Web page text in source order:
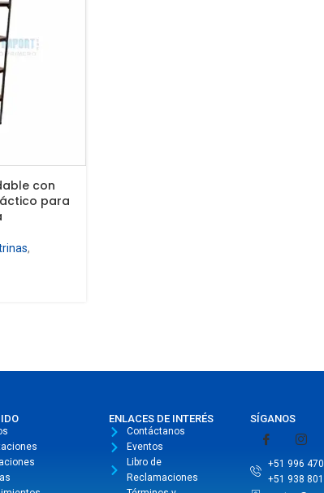
con
para
,
ENLACES DE INTERÉS
Contáctanos
Eventos
Libro de
Reclamaciones
SÍGANOS
+51 996
+51 938